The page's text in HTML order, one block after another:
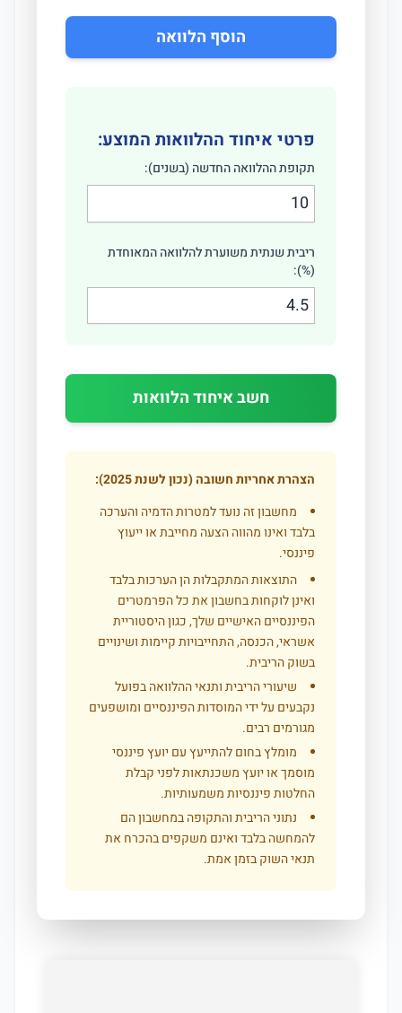
הוסף הלוואה
פרטי איחוד ההלוואות המוצע:
תקופת ההלוואה החדשה (בשנים):
ריבית שנתית משוערת להלוואה המאוחדת
(%):
חשב איחוד הלוואות
הצהרת אחריות חשובה (נכון לשנת 2025):
מחשבון זה נועד למטרות הדמיה והערכה
בלבד ואינו מהווה הצעה מחייבת או ייעוץ
פיננסי.
התוצאות המתקבלות הן הערכות בלבד
ואינן לוקחות בחשבון את כל הפרמטרים
הפיננסיים האישיים שלך, כגון היסטוריית
אשראי, הכנסה, התחייבויות קיימות ושינויים
בשוק הריבית.
שיעורי הריבית ותנאי ההלוואה בפועל
נקבעים על ידי המוסדות הפיננסיים ומושפעים
מגורמים רבים.
מומלץ בחום להתייעץ עם יועץ פיננסי
מוסמך או יועץ משכנתאות לפני קבלת
החלטות פיננסיות משמעותיות.
נתוני הריבית והתקופה במחשבון הם
להמחשה בלבד ואינם משקפים בהכרח את
תנאי השוק בזמן אמת.